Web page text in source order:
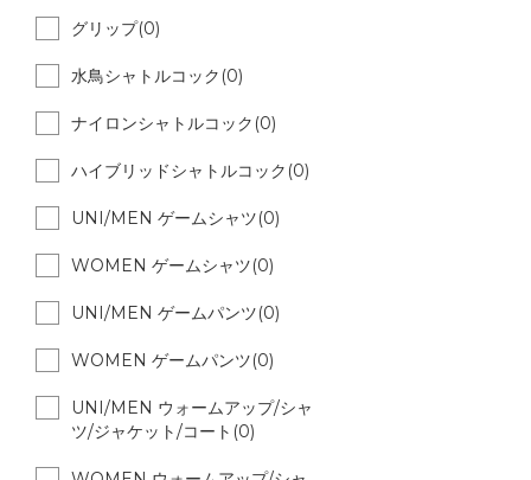
グリップ(0)
水鳥シャトルコック(0)
ナイロンシャトルコック(0)
ハイブリッドシャトルコック(0)
UNI/MEN ゲームシャツ(0)
WOMEN ゲームシャツ(0)
UNI/MEN ゲームパンツ(0)
WOMEN ゲームパンツ(0)
UNI/MEN ウォームアップ/シャ
ツ/ジャケット/コート(0)